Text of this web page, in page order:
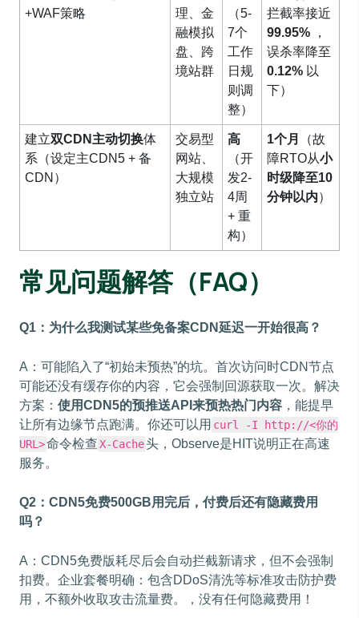
+WAF策略
理、金
融模拟
盘、跨
境站群
（5-
7个
工作
日规
则调
整）
拦截率接近
99.95% ，
误杀率降至
0.12% 以
下）
建立双CDN主动切换体
系（设定主CDN5 + 备
CDN）
交易型
网站、
大规模
独立站
高
（开
发2-
4周
+ 重
构）
1个月
（故
障RTO从小
时级降至10
分钟以内）
常见问题解答（FAQ）
Q1：为什么我测试某些免备案CDN延迟一开始很高？
A：可能陷入了“初始未预热”的坑。首次访问时CDN节点
可能还没有缓存你的内容，它会强制回源获取一次。解决
方案： 使用CDN5的预推送API来预热热门内容 ，能提早
让所有边缘节点跑满。你还可以用 curl -I http://<你的
URL>命令检查X-Cache头，Observe是HIT说明正在高速
服务。
Q2：CDN5免费500GB用完后，付费后还有隐藏费用
吗？
A：CDN5免费版耗尽后会自动拦截新请求，但不会强制
扣费。企业套餐明确：包含DDoS清洗等标准攻击防护费
用，不额外收取攻击流量费。，没有任何隐藏费用！